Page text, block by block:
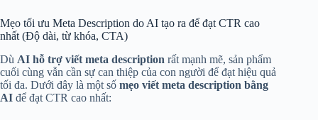
Mẹo tối ưu Meta Description do AI tạo ra để đạt CTR cao
nhất (Độ dài, từ khóa, CTA)
Dù AI hỗ trợ viết meta description rất mạnh mẽ, sản phẩm
cuối cùng vẫn cần sự can thiệp của con người để đạt hiệu quả
tối đa. Dưới đây là một số mẹo viết meta description bằng
AI để đạt CTR cao nhất: